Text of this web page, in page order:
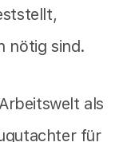
nötig sind.
als
für